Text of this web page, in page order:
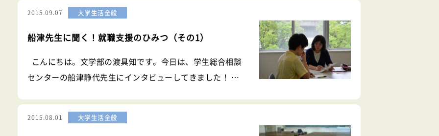
いろいろな悲喜に触れられるので、それは強みだと思いま
す。親の目を持
2015.09.07 大学生活全般
船津先生に聞く！就職支援のひみつ（その1）
こんにちは。文学部の渡具知です。今日は、学生総合相談
センターの船津静代先生にインタビューしてきました！ 船
を担当されています。就職関連のイベントでお話されている
のを、見かけ
2015.08.01 大学生活全般